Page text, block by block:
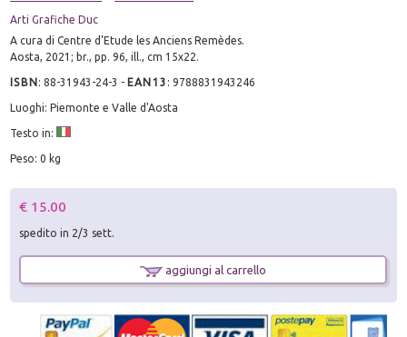
Arti Grafiche Duc
A cura di Centre d'Etude les Anciens Remèdes.
Aosta, 2021; br., pp. 96, ill., cm 15x22.
ISBN:88-31943-24-3 - EAN13 :9788831943246
Luoghi: Piemonte e Valle d'Aosta
Testo in:
Peso: 0 kg
€ 15.00
spedito in 2/3 sett.
aggiungi al carrello